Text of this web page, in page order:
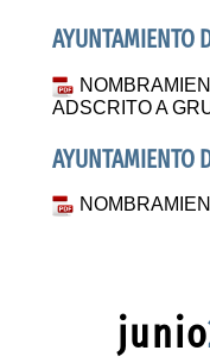
AYUNTAMIENTO
ADSCRITO A
AYUNTAMIENTO
junio